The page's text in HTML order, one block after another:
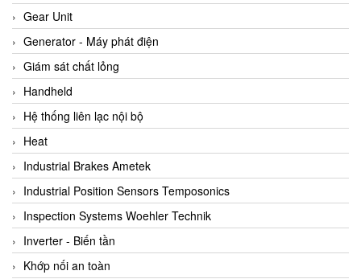
Ardetem-Sfere-Vietnam
Argal
AS ENERGI
ASCO CO2
Asker
AT2E
ATC Pneumatic
ATEX System
ATI - IA
ATI (Analytical Technology Inc)
Atos
Gear Unit
Generator - Máy phát điện
Giám sát chất lỏng
Handheld
Hệ thống liên lạc nội bộ
Heat
Industrial Brakes Ametek
Industrial Position Sensors Temposonics
Inspection Systems Woehler Technik
Inverter - Biến tần
Khớp nối an toàn